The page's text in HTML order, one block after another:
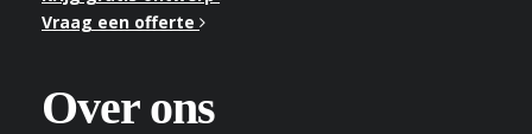
Vraag een offerte
Over ons